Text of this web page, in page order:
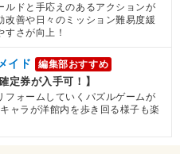
ルドと手応えのあるアクションが
改善や日々のミッション難易度緩
すさが向上！
イド 編集部おすすめ
定券が入手可！】
フォームしていくパズルゲームが
ャラが洋館内を歩き回る様子も楽